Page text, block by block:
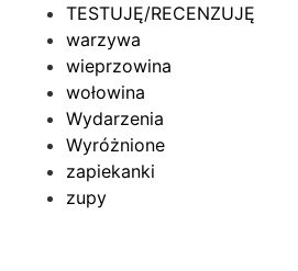
TESTUJĘ/RECENZUJĘ
warzywa
wieprzowina
wołowina
Wydarzenia
Wyróżnione
zapiekanki
zupy